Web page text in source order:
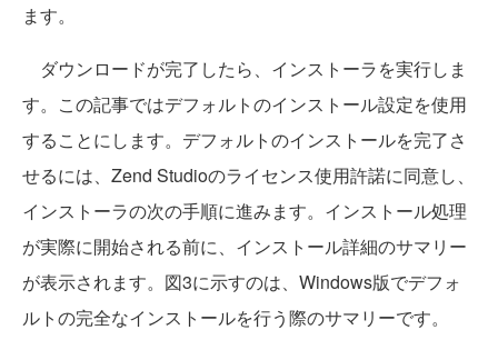
ます。
ダウンロードが完了したら、インストーラを実行しま
す。この記事ではデフォルトのインストール設定を使用
することにします。デフォルトのインストールを完了さ
せるには、Zend Studioのライセンス使用許諾に同意し、
インストーラの次の手順に進みます。インストール処理
が実際に開始される前に、インストール詳細のサマリー
が表示されます。図3に示すのは、Windows版でデフォ
ルトの完全なインストールを行う際のサマリーです。